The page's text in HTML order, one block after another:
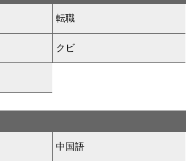
転職
クビ
中国語